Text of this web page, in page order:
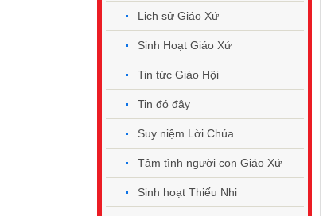
Lịch sử Giáo Xứ
Sinh Hoạt Giáo Xứ
Tin tức Giáo Hội
Tin đó đây
Suy niệm Lời Chúa
Tâm tình người con Giáo Xứ
Sinh hoạt Thiếu Nhi